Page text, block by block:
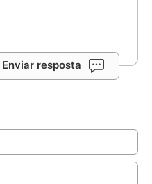
Enviar resposta